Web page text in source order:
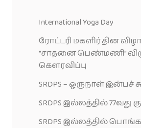
International Yoga Day
ரோட்டரி மகளிர் தின
“சாதனை பெண்மணி”
கெளரவிப்பு
SRDPS – ஒருநாள் இன்பச்
SRDPS இல்லத்தில் 77வது
SRDPS இல்லத்தில்